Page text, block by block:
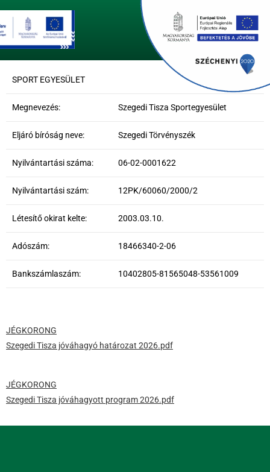
SPORT EGYESÜLET
Megnevezés: Szegedi Tisza Sportegyesület
Eljáró bíróság neve: Szegedi Törvényszék
Nyilvántartási száma: 06-02-0001622
Nyilvántartási szám: 12PK/60060/2000/2
Létesítő okirat kelte: 2003.03.10.
Adószám: 18466340-2-06
Bankszámlaszám: 10402805-81565048-53561009
JÉGKORONG
Szegedi Tisza jóváhagyó határozat 2026.pdf
JÉGKORONG
Szegedi Tisza jóváhagyott program 2026.pdf